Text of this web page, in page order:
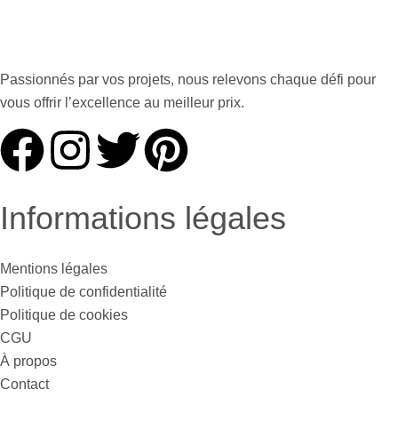
Passionnés par vos projets, nous relevons chaque défi pour
vous offrir l’excellence au meilleur prix.
Informations légales
Mentions légales
Politique de confidentialité
Politique de cookies
CGU
À propos
Contact